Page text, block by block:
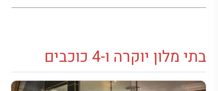
בתי מלון יוקרה ו-4 כוכבים